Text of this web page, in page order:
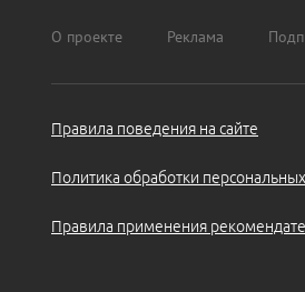
О проекте Реклама
Правила поведения на сайте
Политика обработки
Правила применения